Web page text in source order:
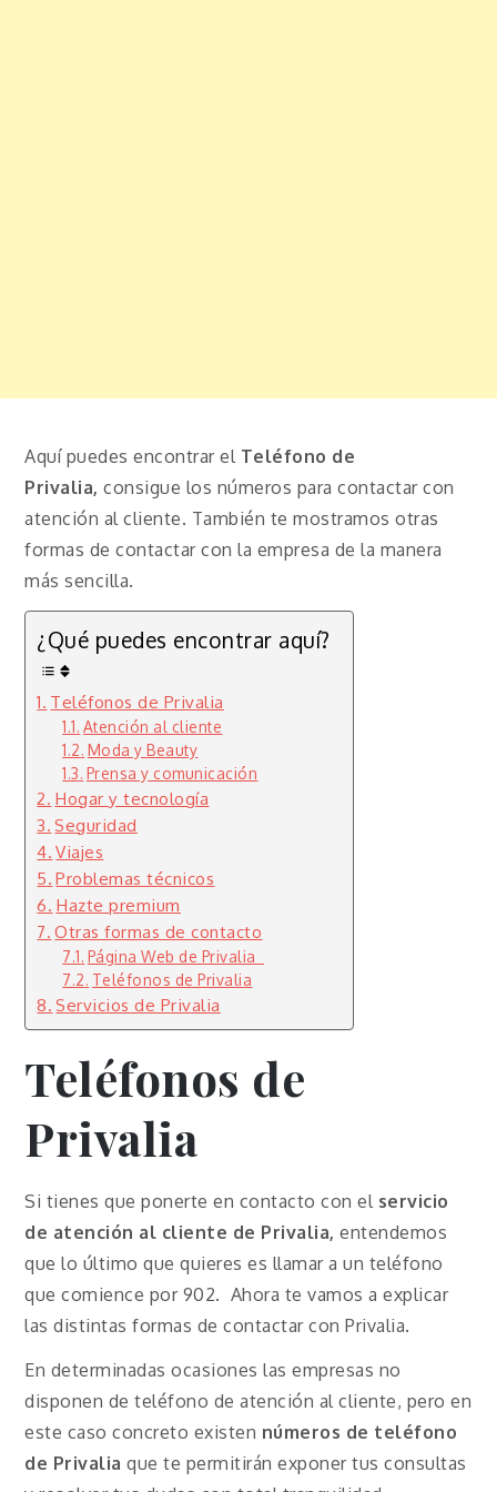
Aquí puedes encontrar el Teléfono de
Privalia,consigue los números para contactar con
atención al cliente. También te mostramos otras
formas de contactar con la empresa de la manera
más sencilla.
¿Qué puedes encontrar aquí?
Teléfonos de Privalia
Atención al cliente
Moda y Beauty
Prensa y comunicación
Hogar y tecnología
Seguridad
Viajes
Problemas técnicos
Hazte premium
Otras formas de contacto
Página Web de Privalia
Teléfonos de Privalia
Servicios de Privalia
Teléfonos de
Privalia
Si tienes que ponerte en contacto con el servicio
de atención al cliente de Privalia, entendemos
que lo último que quieres es llamar a un teléfono
que comience por 902. Ahora te vamos a explicar
las distintas formas de contactar con Privalia.
En determinadas ocasiones las empresas no
disponen de teléfono de atención al cliente, pero en
este caso concreto existen números de teléfono
de Privaliaque te permitirán exponer tus consultas